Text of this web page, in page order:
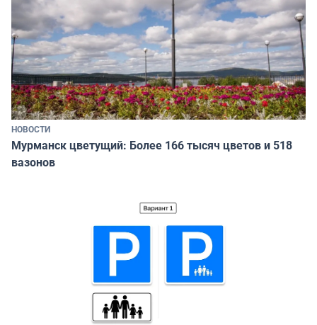
НОВОСТИ
Мурманск цветущий: Более 166 тысяч цветов и 518
вазонов